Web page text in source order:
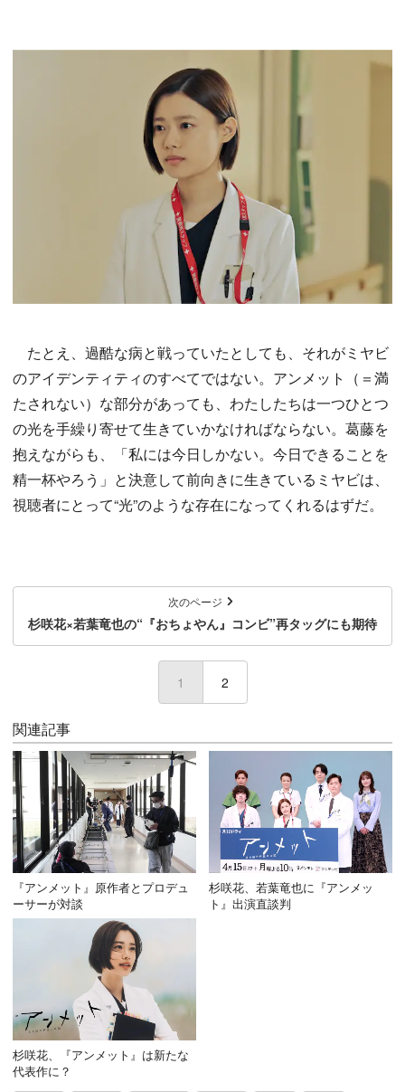
たとえ、過酷な病と戦っていたとしても、それがミヤビ
のアイデンティティのすべてではない。アンメット（＝満
たされない）な部分があっても、わたしたちは一つひとつ
の光を手繰り寄せて生きていかなければならない。葛藤を
抱えながらも、「私には今日しかない。今日できることを
精一杯やろう」と決意して前向きに生きているミヤビは、
視聴者にとって“光”のような存在になってくれるはずだ。
次のページ
杉咲花×若葉竜也の“『おちょやん』コンビ”再タッグにも期待
1 (current)
2
関連記事
『アンメット』原作者とプロデュ
ーサーが対談
杉咲花、若葉竜也に『アンメッ
ト』出演直談判
杉咲花、『アンメット』は新たな
代表作に？